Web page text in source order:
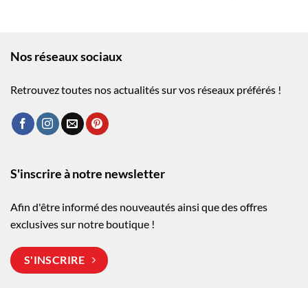
Nos réseaux sociaux
Retrouvez toutes nos actualités sur vos réseaux préférés !
S'inscrire à notre newsletter
Afin d'être informé des nouveautés ainsi que des offres
exclusives sur notre boutique !
S'INSCRIRE